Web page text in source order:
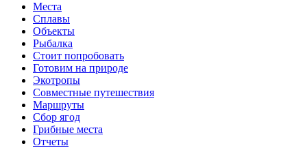
Места
Сплавы
Объекты
Рыбалка
Стоит попробовать
Готовим на природе
Экотропы
Совместные путешествия
Маршруты
Сбор ягод
Грибные места
Отчеты